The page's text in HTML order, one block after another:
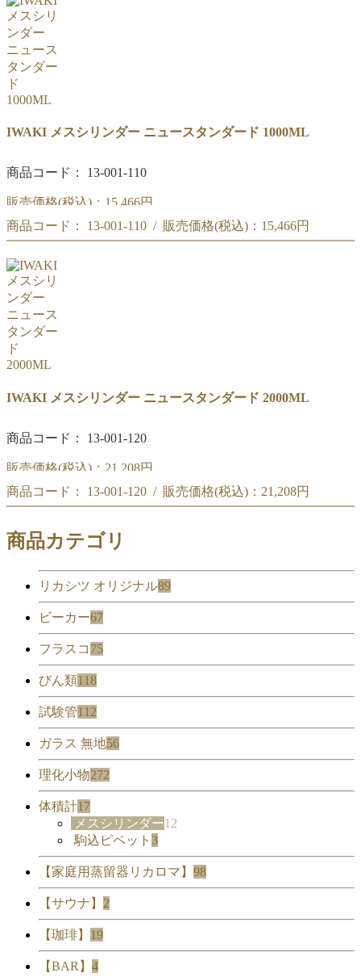
IWAKI メスシリンダー ニュースタンダード 1000ML
商品コード： 13-001-110
販売価格(税込)： 15,466円
IWAKI メスシリンダー ニュースタンダード 1000ML
商品コード： 13-001-110 / 販売価格(税込)： 15,466円
IWAKI メスシリンダー ニュースタンダード 1000ML
IWAKI メスシリンダー ニュースタンダード 2000ML
商品コード： 13-001-120
販売価格(税込)： 21,208円
IWAKI メスシリンダー ニュースタンダード 2000ML
商品コード： 13-001-120 / 販売価格(税込)： 21,208円
商品カテゴリ
リカシツ オリジナル89
ビーカー67
フラスコ 75
びん類118
試験管112
ガラス 無地56
理化小物272
体積計17
メスシリンダー12
駒込ピペット 3
【家庭用蒸留器リカロマ】 98
【サウナ】 2
【珈琲】 19
【BAR】 4